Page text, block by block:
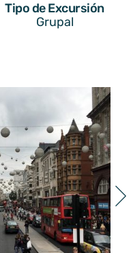
Tipo de Excursión
Grupal